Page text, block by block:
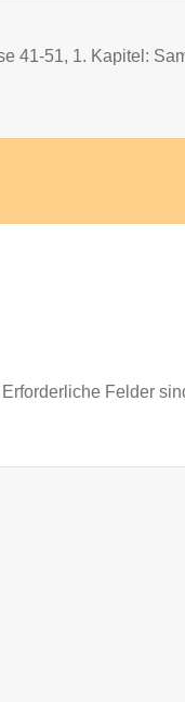
41-51, 1. Kapitel:
Erforderliche Felder